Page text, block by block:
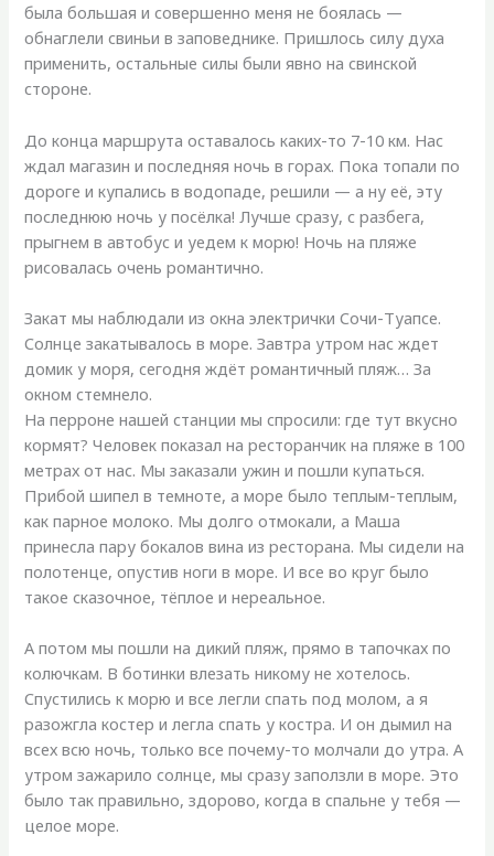
была большая и совершенно меня не боялась —
обнаглели свиньи в заповеднике. Пришлось силу духа
применить, остальные силы были явно на свинской
стороне.
До конца маршрута оставалось каких-то 7-10 км. Нас
ждал магазин и последняя ночь в горах. Пока топали по
дороге и купались в водопаде, решили — а ну её, эту
последнюю ночь у посёлка! Лучше сразу, с разбега,
прыгнем в автобус и уедем к морю! Ночь на пляже
рисовалась очень романтично.
Закат мы наблюдали из окна электрички Сочи-Туапсе.
Солнце закатывалось в море. Завтра утром нас ждет
домик у моря, сегодня ждёт романтичный пляж… За
окном стемнело.
На перроне нашей станции мы спросили: где тут вкусно
кормят? Человек показал на ресторанчик на пляже в 100
метрах от нас. Мы заказали ужин и пошли купаться.
Прибой шипел в темноте, а море было теплым-теплым,
как парное молоко. Мы долго отмокали, а Маша
принесла пару бокалов вина из ресторана. Мы сидели на
полотенце, опустив ноги в море. И все во круг было
такое сказочное, тёплое и нереальное.
А потом мы пошли на дикий пляж, прямо в тапочках по
колючкам. В ботинки влезать никому не хотелось.
Спустились к морю и все легли спать под молом, а я
разожгла костер и легла спать у костра. И он дымил на
всех всю ночь, только все почему-то молчали до утра. А
утром зажарило солнце, мы сразу заползли в море. Это
было так правильно, здорово, когда в спальне у тебя —
целое море.